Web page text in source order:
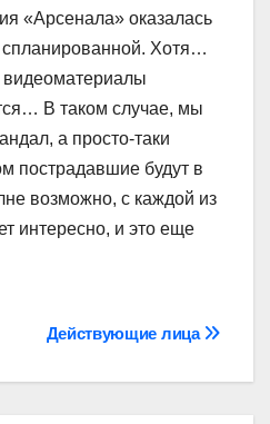
«Арсенала» оказалась
Хотя…
В таком случае, мы
а просто-таки
пострадавшие будут в
возможно, с каждой из
интересно, и это еще
Действующие лица